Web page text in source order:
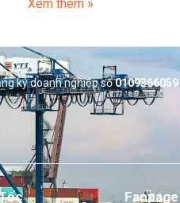
Xem thêm »
ký doanh nghiệp số0109366059
Fanpage